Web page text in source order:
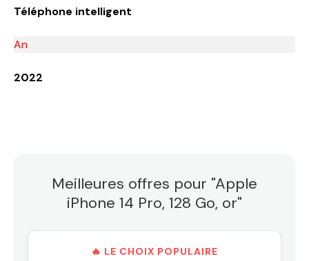
Téléphone intelligent
An
2022
Meilleures offres pour "Apple
iPhone 14 Pro, 128 Go, or"
🔥 LE CHOIX POPULAIRE